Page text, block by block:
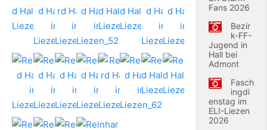
Fans 2026
Bezir
k-FF-
Jugend in
Hall bei
Admont
Fasch
ingdi
enstag im
ELI-Liezen
2026